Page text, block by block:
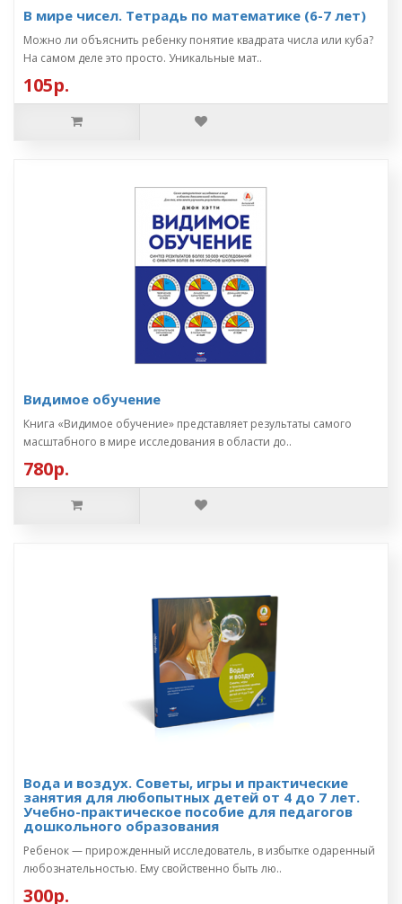
В мире чисел. Тетрадь по математике (6-7 лет)
Можно ли объяснить ребенку понятие квадрата числа или куба?
На самом деле это просто. Уникальные мат..
105р.
Видимое обучение
Книга «Видимое обучение» представляет результаты самого
масштабного в мире исследования в области до..
780р.
Вода и воздух. Советы, игры и практические
занятия для любопытных детей от 4 до 7 лет.
Учебно-практическое пособие для педагогов
дошкольного образования
Ребенок — прирожденный исследователь, в избытке одаренный
любознательностью. Ему свойственно быть лю..
300р.